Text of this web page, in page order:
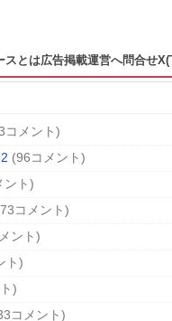
スとは広告掲載運営へ問合せ
コメント)
(96コメント)
ント)
コメント)
ント)
ト)
)
コメント)